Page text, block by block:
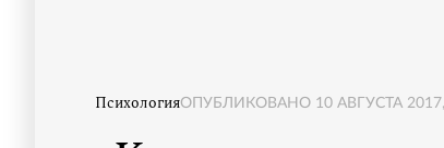
ПсихологияОПУБЛИКОВАНО 10 АВГУСТА